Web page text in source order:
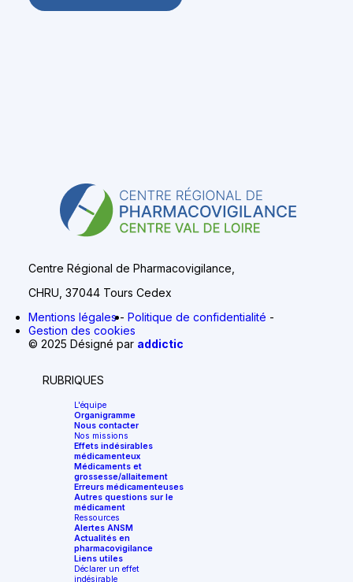
Centre Régional de Pharmacovigilance,
CHRU, 37044 Tours Cedex
Mentions légales
Politique de confidentialité
Gestion des cookies
© 2025 Désigné par addictic
RUBRIQUES
L'équipe
Organigramme
Nous contacter
Nos missions
Effets indésirables
médicamenteux
Médicaments et
grossesse/allaitement
Erreurs médicamenteuses
Autres questions sur le
médicament
Ressources
Alertes ANSM
Actualités en
pharmacovigilance
Liens utiles
Déclarer un effet
indésirable